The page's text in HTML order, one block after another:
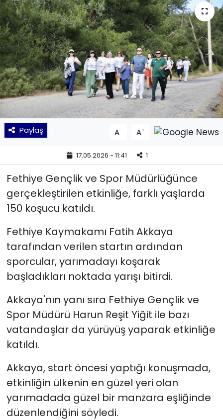
Paylaş A- A+
17.05.2026 - 11:41 1
Fethiye Gençlik ve Spor Müdürlüğünce
gerçekleştirilen etkinliğe, farklı yaşlarda
150 koşucu katıldı.
Fethiye Kaymakamı Fatih Akkaya
tarafından verilen startın ardından
sporcular, yarımadayı koşarak
başladıkları noktada yarışı bitirdi.
Akkaya'nın yanı sıra Fethiye Gençlik ve
Spor Müdürü Harun Reşit Yiğit ile bazı
vatandaşlar da yürüyüş yaparak etkinliğe
katıldı.
Akkaya, start öncesi yaptığı konuşmada,
etkinliğin ülkenin en güzel yeri olan
yarımadada güzel bir manzara eşliğinde
düzenlendiğini söyledi.
GÜNCEL
KÜLTÜR SANAT
MAGAZİN
POLİTİKA
SAĞLIK
Siyaset
SPOR
TEKNOLOJİ
Yaşam
YEREL POLİTİKA
YEREL YÖNETİMLER